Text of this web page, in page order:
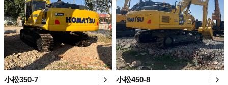
小松350-7 小松450-8